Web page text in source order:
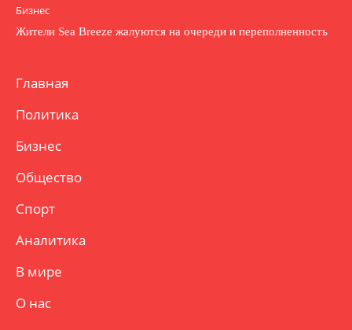
Бизнес
Жители Sea Breeze жалуются на очереди и переполненность
Главная
Политика
Бизнес
Общество
Спорт
Аналитика
В мире
О нас